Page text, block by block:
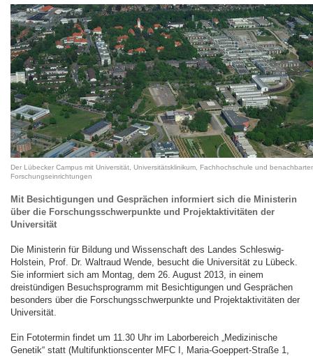
Der Lübecker Campus mit Universität, Universitätsklinikum, Fachhochschule und
Forschungseinrichtungen
Mit Besichtigungen und Gesprächen informiert sich die Ministerin
über die Forschungsschwerpunkte und Projektaktivitäten der
Universität
Die Ministerin für Bildung und Wissenschaft des Landes Schleswig-
Holstein, Prof. Dr. Waltraud Wende, besucht die Universität zu Lübeck.
Sie informiert sich am Montag, dem 26. August 2013, in einem
dreistündigen Besuchsprogramm mit Besichtigungen und Gesprächen
besonders über die Forschungsschwerpunkte und Projektaktivitäten der
Universität.
Ein Fototermin findet um 11.30 Uhr im Laborbereich „Medizinische
Genetik“ statt (Multifunktionscenter MFC I, Maria-Goeppert-Straße 1,